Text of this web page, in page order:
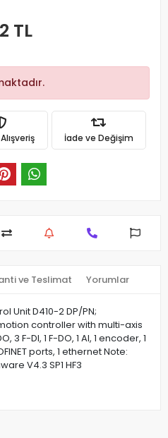
TL
İade ve Değişim
ve Teslimat Yorumlar
Unit D410-2 DP/PN;
controller with multi-axis
3 F-DI, 1 F-DO, 1 AI, 1 encoder, 1
ports, 1 ethernet Note:
V4.3 SP1 HF3